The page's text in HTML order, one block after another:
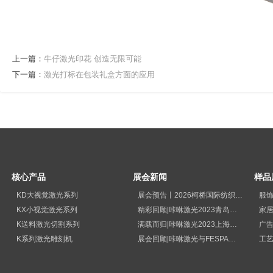
上一篇： 牛仔激光印花 创造无限可能
下一篇： 激光打标在包装礼盒方面的应用
核心产品
KD大视觉激光系列
KX小视觉激光系列
K送料激光切割系列
K系列激光雕刻机
展会新闻
展会预告丨2026柯桥国际纺织品印花工业展览会
精彩回顾|咔咻激光2023青岛国际纺织品印花工业展览会再次出圈
满载而归|咔咻激光2023上海广印展精彩回顾！
展会回顾|咔咻激光与FESPA德国展直击现场
样品
服
家
广
工